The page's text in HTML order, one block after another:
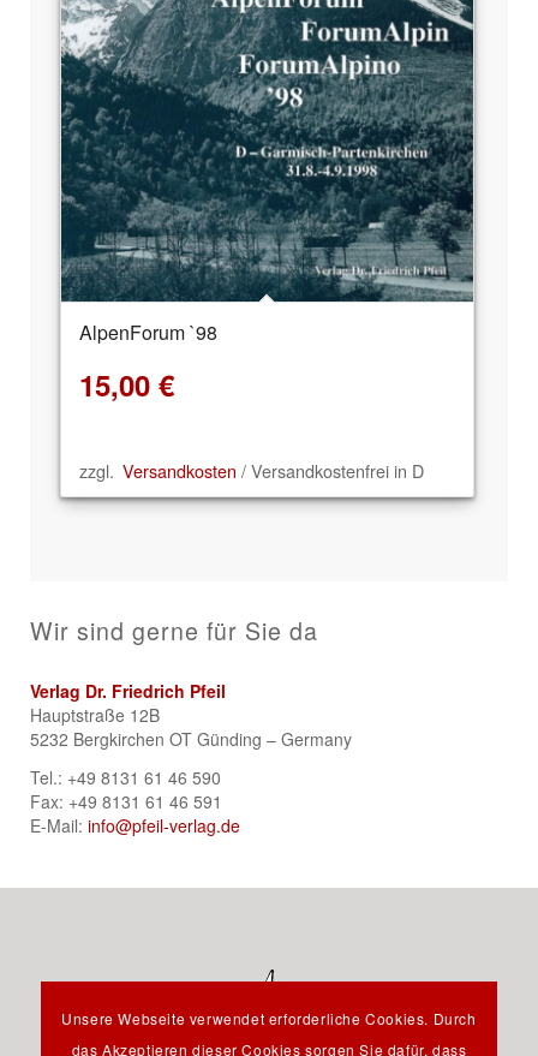
AlpenForum `98
15,00 €
zzgl. Versandkosten / Versandkostenfrei in D
Wir sind gerne für Sie da
Verlag Dr. Friedrich Pfeil
Hauptstraße 12B
5232 Bergkirchen OT Günding – Germany
Tel.: +49 8131 61 46 590
Fax: +49 8131 61 46 591
E-Mail: info@pfeil-verlag.de
Unsere Webseite verwendet erforderliche Cookies. Durch
das Akzeptieren dieser Cookies sorgen Sie dafür, dass